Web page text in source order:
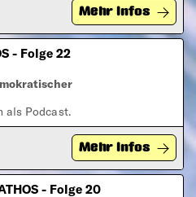
Mehr Infos
- Folge 22
als Podcast.
Mehr Infos
- Folge 20